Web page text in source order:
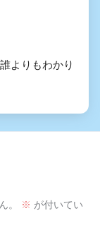
よりもわかり
。 ※ が付いてい